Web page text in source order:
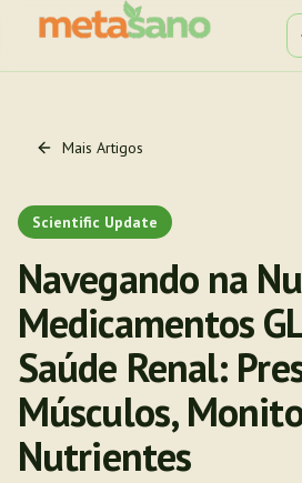
Mais Artigos
Scientific Update
Navegando na
Medicamentos
Saúde Renal:
Músculos,
Nutrientes